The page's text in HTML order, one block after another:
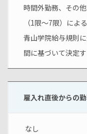
時間外勤務、その
（1限～7限）によ
青山学院給与規則
間に基づいて決定す
雇入れ直後からの
なし